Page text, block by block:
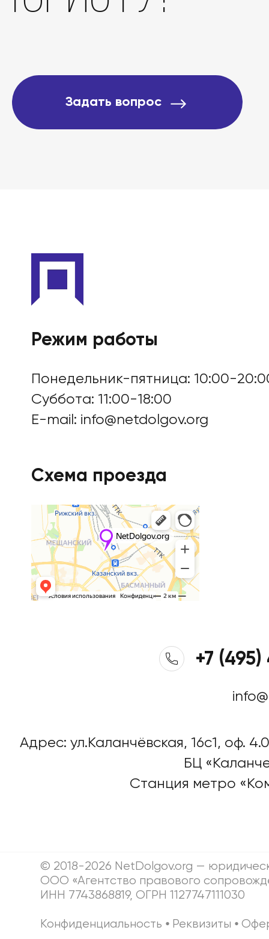
Задать вопрос
Режим работы
Понедельник-пятница: 10:00-
Суббота: 11:00-18:00
E-mail: info@netdolgov.org
Схема проезда
+7
Адрес: ул.Каланчёвская, 16c1, оф.
БЦ
Станция метро
© 2018-2026 NetDolgov.org —
ООО «Агентство правового
ИНН 7743868819, ОГРН 1127747111030
Конфиденциальность ⦁ Реквизиты ⦁
О компании